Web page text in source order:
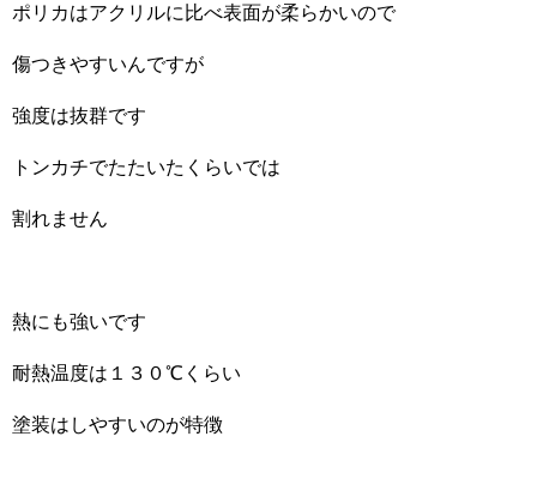
ポリカはアクリルに比べ表面が柔らかいので
傷つきやすいんですが
強度は抜群です
トンカチでたたいたくらいでは
割れません
熱にも強いです
耐熱温度は１３０℃くらい
塗装はしやすいのが特徴